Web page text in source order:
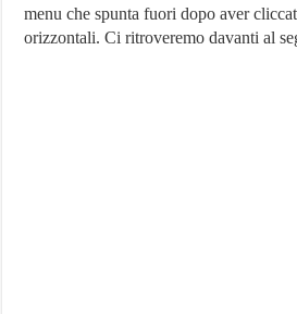
menu che spunta fuori dopo aver
orizzontali. Ci ritroveremo davanti al